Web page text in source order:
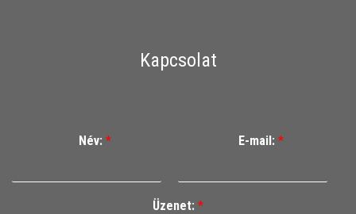
Kapcsolat
Név: * E-mail: *
Üzenet: *